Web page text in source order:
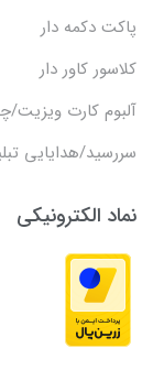
پاکت دکمه دار
کلاسور کاور دار
آلبوم کارت
سررسید/هدایایی
نماد الکترونیکی